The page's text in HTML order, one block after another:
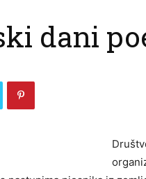
dani